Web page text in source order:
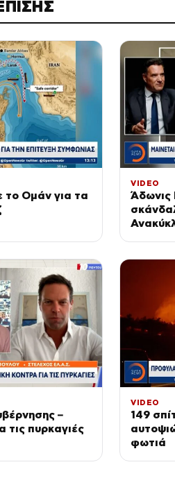
το Ομάν για τα
VIDEO
Άδωνις
–
τις πυρκαγιές
VIDEO
149
φωτιά